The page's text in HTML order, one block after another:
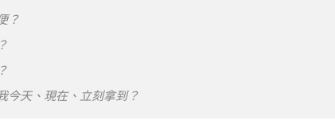
？
今天、現在、立刻拿到？